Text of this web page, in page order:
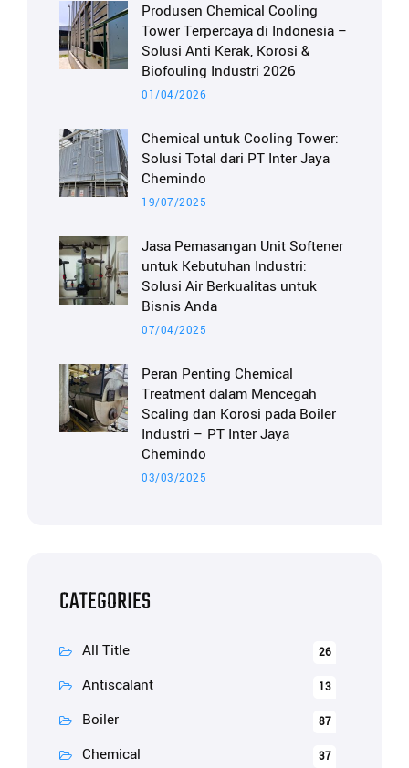
Produsen Chemical Cooling
Tower Terpercaya di Indonesia –
Solusi Anti Kerak, Korosi &
Biofouling Industri 2026
01/04/2026
Chemical untuk Cooling Tower:
Solusi Total dari PT Inter Jaya
Chemindo
19/07/2025
Jasa Pemasangan Unit Softener
untuk Kebutuhan Industri:
Solusi Air Berkualitas untuk
Bisnis Anda
07/04/2025
Peran Penting Chemical
Treatment dalam Mencegah
Scaling dan Korosi pada Boiler
Industri – PT Inter Jaya
Chemindo
03/03/2025
CATEGORIES
All Title 26
Antiscalant 13
Boiler 87
Chemical 37